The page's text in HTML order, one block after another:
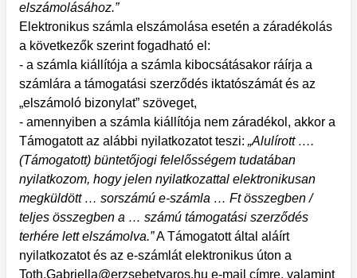
elszámolásához.”
Elektronikus számla elszámolása esetén a záradékolás
a következők szerint fogadható el:
- a számla kiállítója a számla kibocsátásakor ráírja a
számlára a támogatási szerződés iktatószámát és az
„elszámoló bizonylat” szöveget,
- amennyiben a számla kiállítója nem záradékol, akkor a
Támogatott az alábbi nyilatkozatot teszi: „Alulírott ….
(Támogatott) büntetőjogi felelősségem tudatában
nyilatkozom, hogy jelen nyilatkozattal elektronikusan
megküldött … sorszámú e-számla … Ft összegben /
teljes összegben a … számú támogatási szerződés
terhére lett elszámolva.”A Támogatott által aláírt
nyilatkozatot és az e-számlát elektronikus úton a
Toth.Gabriella@erzsebetvaros.hu e-mail címre, valamint